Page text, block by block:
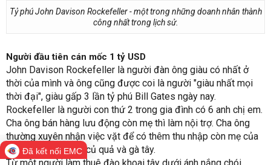
Tỷ phú John Davison Rockefeller - một trong những doanh nhân thành
công nhất trong lịch sử.
Người đầu tiên cán mốc 1 tỷ USD
John Davison Rockefeller là người đàn ông giàu có nhất ở
thời của mình và ông cũng được coi là người "giàu nhất mọi
thời đại", giàu gấp 3 lần tỷ phú Bill Gates ngày nay.
Rockefeller là người con thứ 2 trong gia đình có 6 anh chị em.
Cha ông bán hàng lưu động còn mẹ thì làm nội trợ. Cha ông
thường xuyên nhận việc vặt để có thêm thu nhập còn mẹ của
ông ở nhà bán kẹo, củ quả và gà tây.
Đã kết nối EMC